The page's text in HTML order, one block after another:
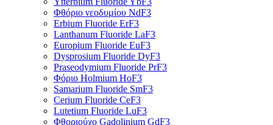
Φθόριο νεοδυμίου NdF3
Erbium Fluoride ErF3
Lanthanum Fluoride LaF3
Europium Fluoride EuF3
Dysprosium Fluoride DyF3
Praseodymium Fluoride PrF3
Φόριο Holmium HoF3
Samarium Fluoride SmF3
Cerium Fluoride CeF3
Lutetium Fluoride LuF3
Φθοριούχο Gadolinium GdF3